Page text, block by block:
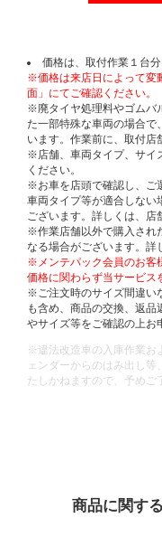
価格は、取付作業１台分
※価格は来店日によって変
面」にてご確認ください。
※廃タイヤ処理料やゴムバ
た一部特殊な車両の場合で
います。作業前に、取付店
※店舗、車両タイプ、サイ
ください。
※お車を店頭で確認し、ご
車両タイプ等が適合しない
ございます。詳しくは、店
※作業店舗以外で購入され
なる場合がございます。詳
※メンテパック会員のお客
価格に関わらず当サービス
※ご注文時のサイズ間違い
も含め、商品の交換、返
やサイズ等をご確認の上お
※違法改造車の入庫作業お
ェンダーからのはみ出し
たしかねますので、予めご
商品に関す